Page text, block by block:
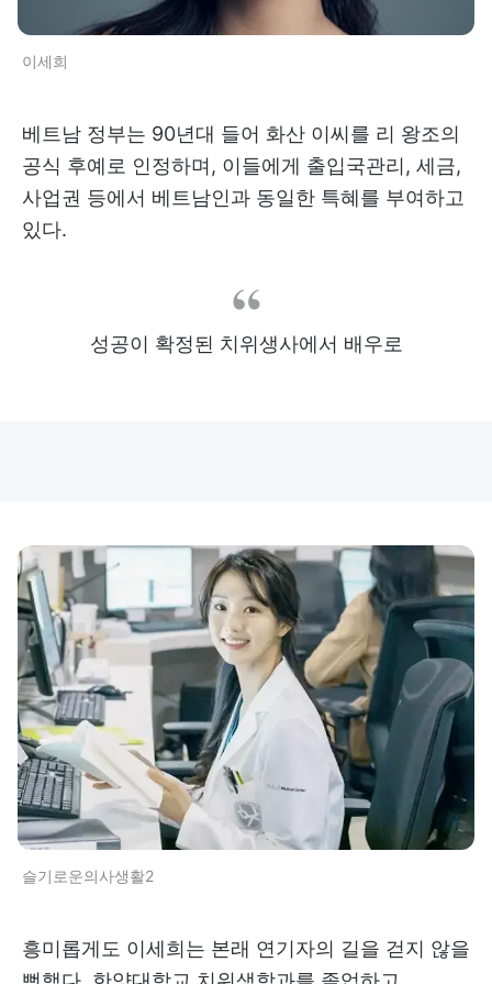
이세희
베트남 정부는 90년대 들어 화산 이씨를 리 왕조의
공식 후예로 인정하며, 이들에게 출입국관리, 세금,
사업권 등에서 베트남인과 동일한 특혜를 부여하고
있다.
성공이 확정된 치위생사에서 배우로
슬기로운의사생활2
흥미롭게도 이세희는 본래 연기자의 길을 걷지 않을